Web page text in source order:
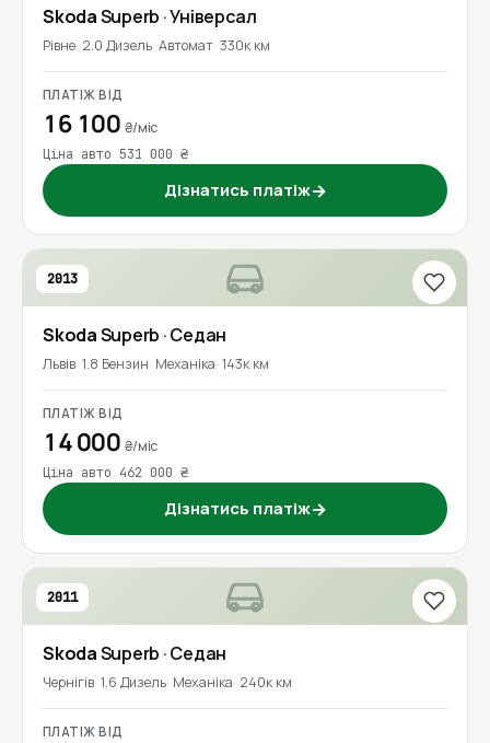
SkodaSuperb · Універсал
Рівне 2.0 Дизель Автомат 330к км
ПЛАТІЖ ВІД
16 100 ₴/міс
Ціна авто 531 000 ₴
Дізнатись платіж→
2013
SkodaSuperb · Седан
Львів 1.8 Бензин Механіка 143к км
ПЛАТІЖ ВІД
14 000 ₴/міс
Ціна авто 462 000 ₴
Дізнатись платіж→
2011
SkodaSuperb · Седан
Чернігів 1.6 Дизель Механіка 240к км
ПЛАТІЖ ВІД